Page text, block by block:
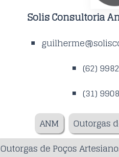
Solis Consultoria
(62)
(31)
ANM
Outorgas
Outorgas de Poços